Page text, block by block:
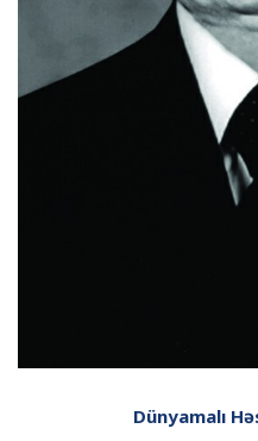
Dünyamalı